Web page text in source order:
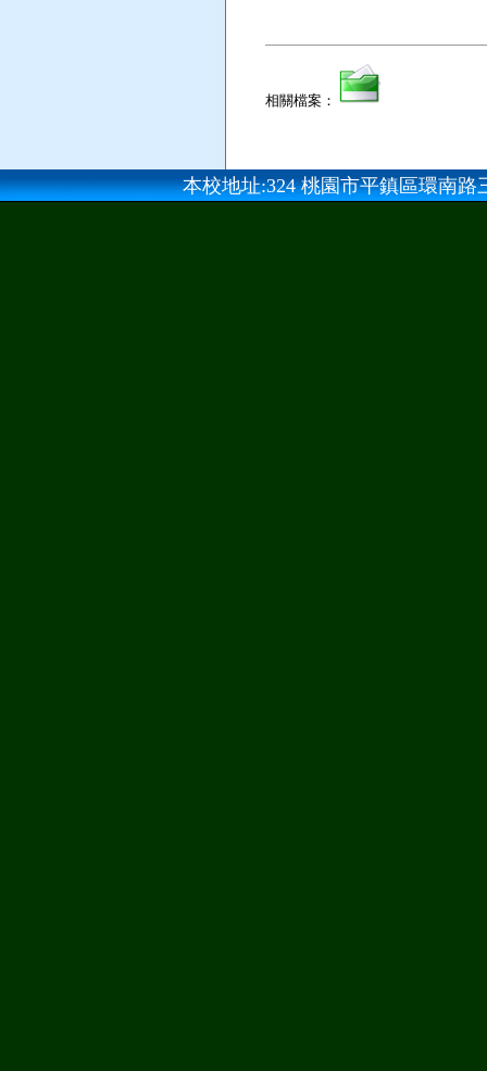
相關檔案：
本校地址:324 桃園市平鎮區環南路